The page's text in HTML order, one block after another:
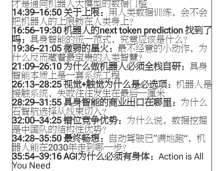
才是通向机器人大模型的数据门槛
14:39–16:50 关于上限： 用人类数据训练，会不会
把机器人的上限锁在人类身上？
16:56–19:30机器人的next token prediction 找到了
吗： 具身智能的统一范式，究竟应该是什么？
19:36–21:05微弱的星火： 最不经意的小动作，为
什么反而藏着最宝贵的人类智慧？
21:09–26:10为什么做机器人必须全栈自研： 具身
智能本质上是一套系统工程
26:13–28:25视觉+触觉为什么是必选项： 机器人是
接触系统，失败往往发生在最后一厘米
28:29–31:55具身智能的商业出口在哪里： 为什么
石智航选择从线束切入？
32:00–34:25错位竞争优势： 为什么说，数据挖掘
是中国队的结构性优势？
34:28–35:50最终畅想： 自动驾驶已“满地跑”，机
器人能在2030年走到哪一步？
35:54–39:16AGI为什么必须有身体： Action is All
You Need